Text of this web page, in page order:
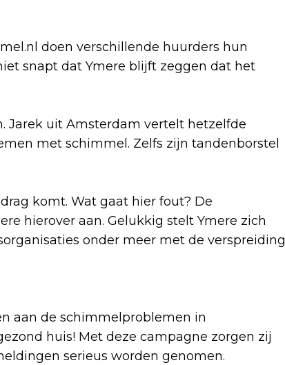
doen verschillende huurders hun
snapt dat Ymere blijft zeggen dat het
Jarek uit Amsterdam vertelt hetzelfde
met schimmel. Zelfs zijn tandenborstel
komt. Wat gaat hier fout? De
hierover aan. Gelukkig stelt Ymere zich
onder meer met de verspreiding
aan de schimmelproblemen in
huis! Met deze campagne zorgen zij
serieus worden genomen.